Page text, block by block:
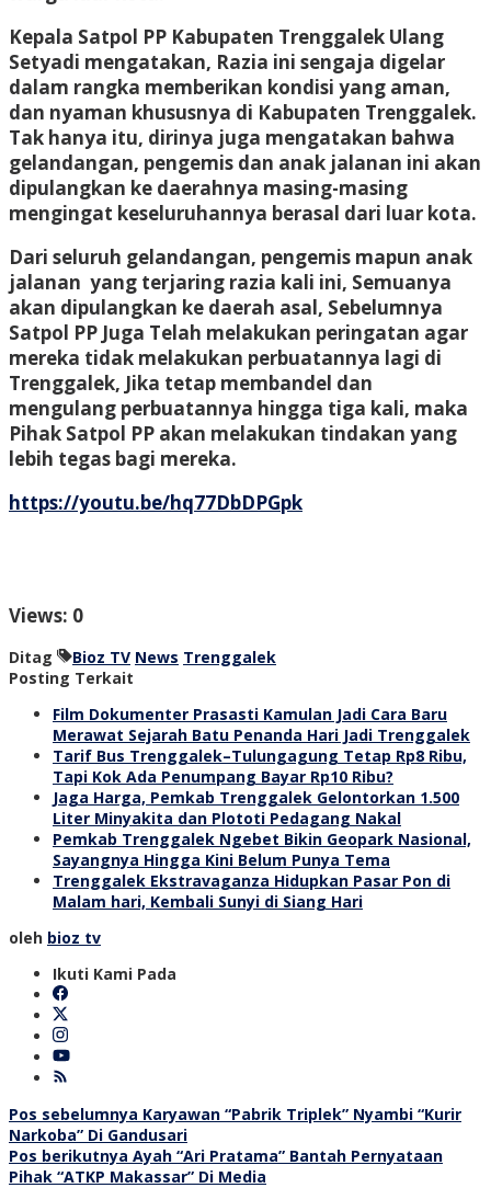
Kepala Satpol PP Kabupaten Trenggalek Ulang
Setyadi mengatakan, Razia ini sengaja digelar
dalam rangka memberikan kondisi yang aman,
dan nyaman khususnya di Kabupaten Trenggalek.
Tak hanya itu, dirinya juga mengatakan bahwa
gelandangan, pengemis dan anak jalanan ini akan
dipulangkan ke daerahnya masing-masing
mengingat keseluruhannya berasal dari luar kota.
Dari seluruh gelandangan, pengemis mapun anak
jalanan yang terjaring razia kali ini, Semuanya
akan dipulangkan ke daerah asal, Sebelumnya
Satpol PP Juga Telah melakukan peringatan agar
mereka tidak melakukan perbuatannya lagi di
Trenggalek, Jika tetap membandel dan
mengulang perbuatannya hingga tiga kali, maka
Pihak Satpol PP akan melakukan tindakan yang
lebih tegas bagi mereka.
https://youtu.be/hq77DbDPGpk
Views: 0
Ditag Bioz TV News Trenggalek
Posting Terkait
Film Dokumenter Prasasti Kamulan Jadi Cara Baru
Merawat Sejarah Batu Penanda Hari Jadi Trenggalek
Tarif Bus Trenggalek–Tulungagung Tetap Rp8 Ribu,
Tapi Kok Ada Penumpang Bayar Rp10 Ribu?
Jaga Harga, Pemkab Trenggalek Gelontorkan 1.500
Liter Minyakita dan Plototi Pedagang Nakal
Pemkab Trenggalek Ngebet Bikin Geopark Nasional,
Sayangnya Hingga Kini Belum Punya Tema
Trenggalek Ekstravaganza Hidupkan Pasar Pon di
Malam hari, Kembali Sunyi di Siang Hari
oleh bioz tv
Ikuti Kami Pada
Navigasi
pos
Pos sebelumnya Karyawan “Pabrik Triplek” Nyambi “Kurir
Narkoba” Di Gandusari
Pos berikutnya Ayah “Ari Pratama” Bantah Pernyataan
Pihak “ATKP Makassar” Di Media